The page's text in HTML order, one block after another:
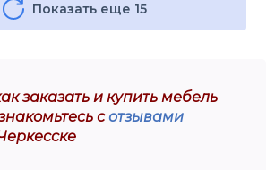
Показать еще 15
заказать и купить мебель
сотзывами